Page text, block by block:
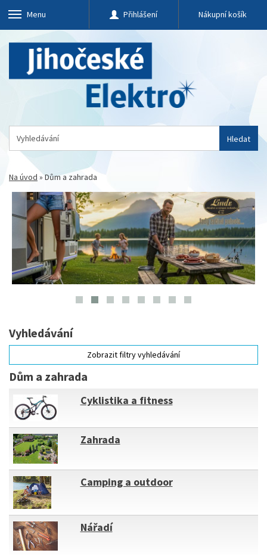
Menu Přihlášení Nákupní košík
Hledat
Na úvod »Dům a zahrada
Vyhledávání
Zobrazit filtry vyhledávání
Dům a zahrada
Cyklistika a fitness
Zahrada
Camping a outdoor
Nářadí